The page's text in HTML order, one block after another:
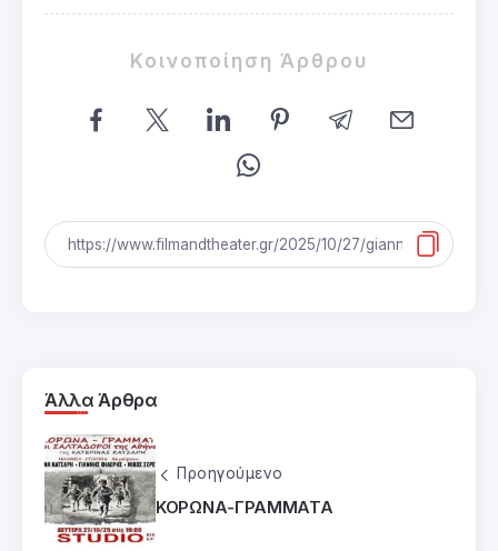
Κοινοποίηση Άρθρου
Άλλα Άρθρα
Προηγούμενο
ΚΟΡΩΝΑ-ΓΡΑΜΜΑΤΑ